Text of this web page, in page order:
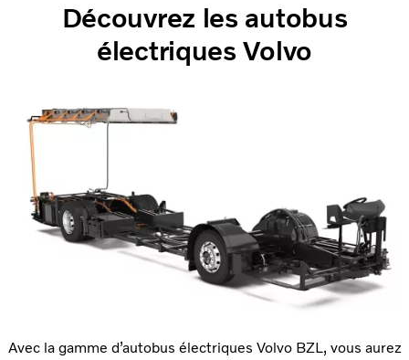
Découvrez les autobus
électriques Volvo
Avec la gamme d’autobus électriques Volvo BZL, vous aurez